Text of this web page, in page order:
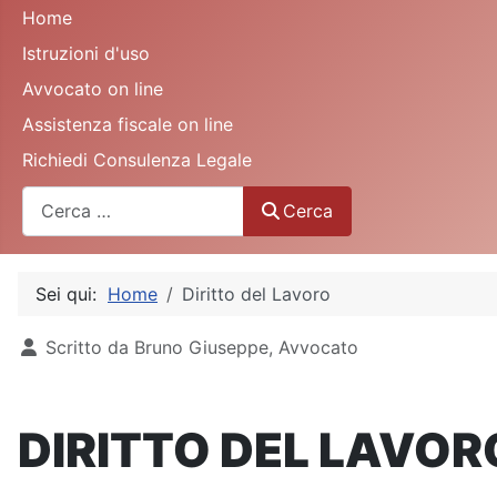
Home
Istruzioni d'uso
Avvocato on line
Assistenza fiscale on line
Richiedi Consulenza Legale
Cerca
Sei qui: Home Diritto del Lavoro
Dettagli
Scritto da Bruno Giuseppe, Avvocato
DIRITTO DEL